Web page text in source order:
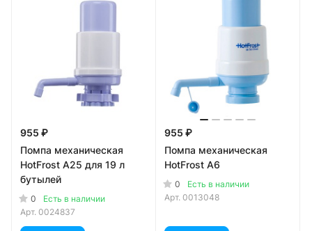
955 ₽
Помпа механическая
HotFrost A25 для 19 л
бутылей
0
Есть в наличии
Арт. 0024837
955 ₽
Помпа механическая
HotFrost A6
0
Есть в наличии
Арт. 0013048